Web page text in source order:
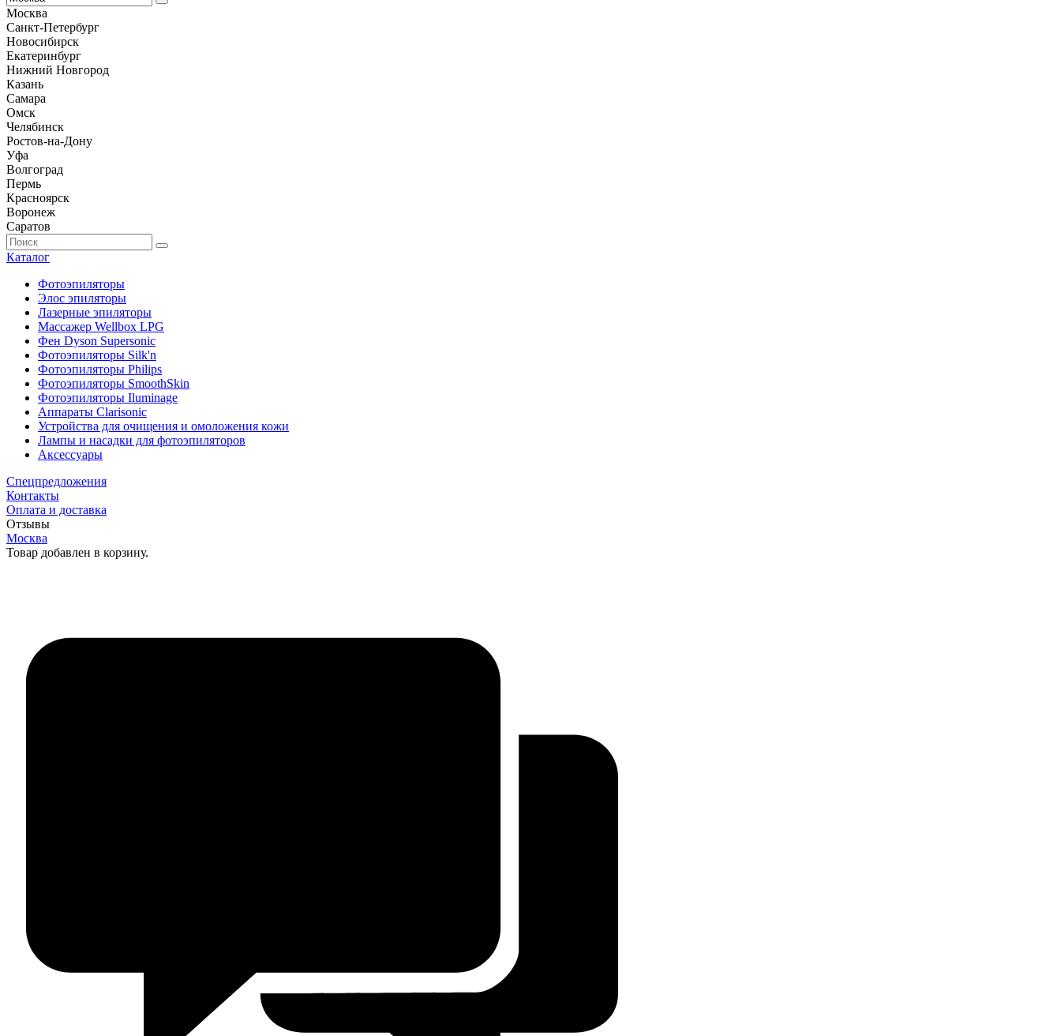
Москва
Санкт-Петербург
Новосибирск
Екатеринбург
Нижний Новгород
Казань
Самара
Омск
Челябинск
Ростов-на-Дону
Уфа
Волгоград
Пермь
Красноярск
Воронеж
Саратов
Каталог
Фотоэпиляторы
Элос эпиляторы
Лазерные эпиляторы
Массажер Wellbox LPG
Фен Dyson Supersonic
Фотоэпиляторы Silk'n
Фотоэпиляторы Philips
Фотоэпиляторы SmoothSkin
Фотоэпиляторы Iluminage
Аппараты Clarisonic
Устройства для очищения и омоложения кожи
Лампы и насадки для фотоэпиляторов
Аксессуары
Спецпредложения
Контакты
Оплата и доставка
Отзывы
Москва
Товар добавлен в корзину.